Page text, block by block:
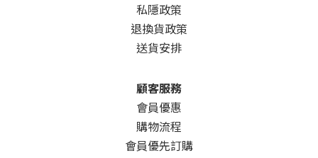
私隱政策
退換貨政策
送貨安排
顧客服務
會員優惠
購物流程
會員優先訂購